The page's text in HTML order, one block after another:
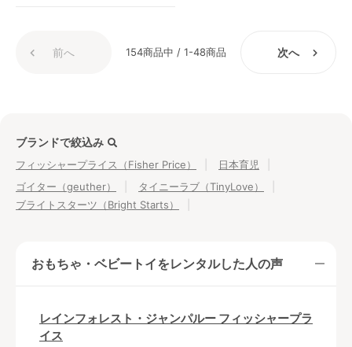
前へ 154商品中 / 1-48商品 次へ
ブランドで絞込み
フィッシャープライス（Fisher Price）
日本育児
ゴイター（geuther）
タイニーラブ（TinyLove）
ブライトスターツ（Bright Starts）
おもちゃ・ベビートイをレンタルした人の声
レインフォレスト・ジャンパルー フィッシャープラ
イス